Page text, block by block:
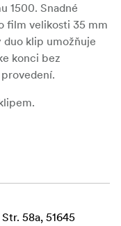
1500. Snadné
film velikosti 35 mm
klip umožňuje
konci bez
58a, 51645